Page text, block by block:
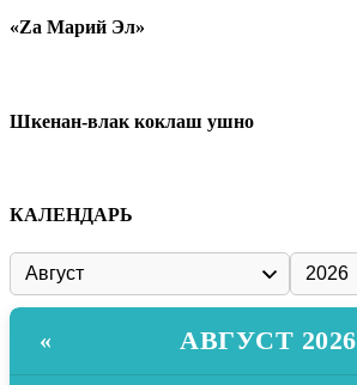
«Zа Марий Эл»
Шкенан-влак коклаш ушно
КАЛЕНДАРЬ
« АВГУСТ 2026